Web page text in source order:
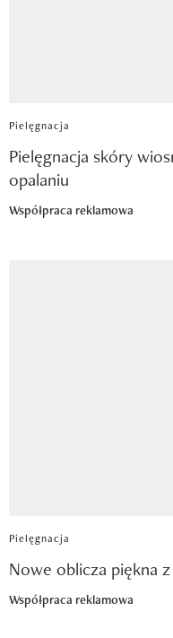
Pielęgnacja
Pielęgnacja skóry
opalaniu
Współpraca reklamowa
Pielęgnacja
Nowe oblicza piękna z
Współpraca reklamowa